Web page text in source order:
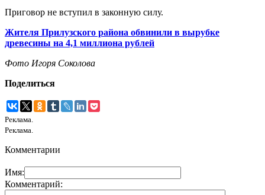
Приговор не вступил в законную силу.
Жителя Прилузского района обвинили в вырубке
древесины на 4,1 миллиона рублей
Фото Игоря Соколова
Поделиться
Реклама.
Реклама.
Комментарии
Имя:
Комментарий: